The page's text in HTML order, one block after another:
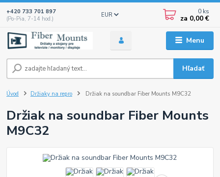
Menu
EUR
Hľadať
+420 733 701 897
(Po-Pia, 7-14 hod.)
0 ks
za 0,00 €
Úvod Držiaky na repro Držiak na soundbar Fiber Mounts M9C32
Držiak na soundbar Fiber Mounts
M9C32